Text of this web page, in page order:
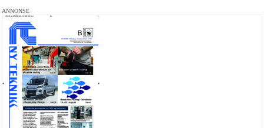
ANNONSE